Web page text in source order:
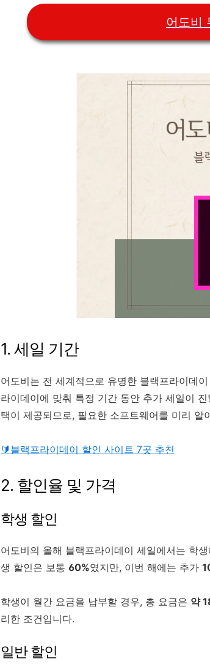
어도비
1. 세일 기간
어도비는 전 세계적으로 유명한 블랙프라이데
라이데이에 맞춰 특정 기간 동안 추가 세일이
택이 제공되므로, 필요한 소프트웨어를 미리 알
🔰블랙프라이데이 할인 사이트 7곳 추천
2. 할인율 및 가격
학생 할인
어도비의 올해 블랙프라이데이 세일에서는 학생
생 할인은 보통 60%였지만, 이번 해에는 추가
학생이 월간 요금을 납부할 경우, 총 요금은 약
리한 조건입니다.
일반 할인